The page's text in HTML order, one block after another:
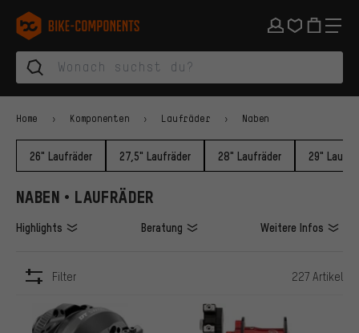
Zur Hauptnavigation springen
Zur Kategorienavigation springen
Zum Inhalt springen
Zu Marken und Newsletter springen
Zur Fußzeile springen
bike-components.de Startseite
Home Komponenten Laufräder Naben
26" Laufräder 27,5" Laufräder 28" Laufräder 29"
NABEN • LAUFRÄDER
Highlights Beratung Weitere Infos
Filter 227 Artikel
ARTIKEL